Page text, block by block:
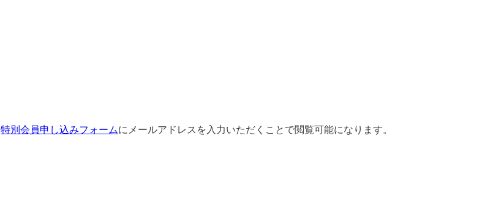
特別会員申し込みフォームにメールアドレスを入力いただくことで閲覧可能になります。